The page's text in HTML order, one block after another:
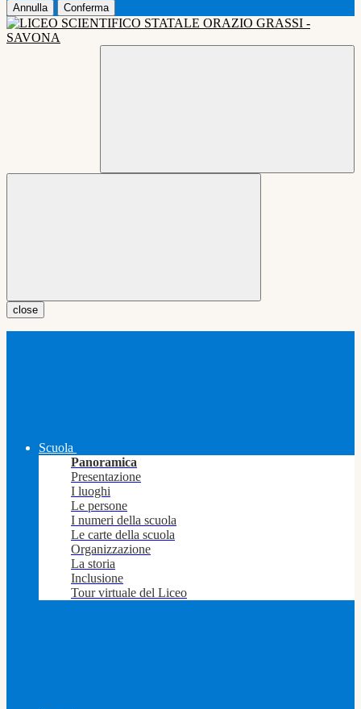
Annulla Conferma
close
Scuola
Panoramica
Presentazione
I luoghi
Le persone
I numeri della scuola
Le carte della scuola
Organizzazione
La storia
Inclusione
Tour virtuale del Liceo